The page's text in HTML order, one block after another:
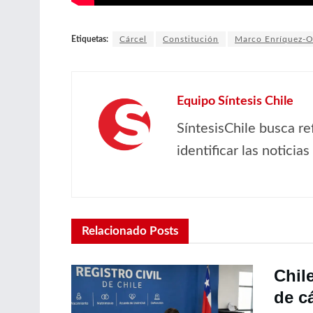
Etiquetas: Cárcel Constitución Marco Enríquez-
Equipo Síntesis Chile
SíntesisChile busca
identificar las
Relacionado Posts
de